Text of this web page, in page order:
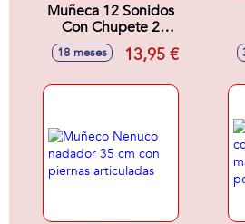
Muñeca 12 Sonidos
Con Chupete 2
Modelos Surtidos
30 cm
18 meses 13,95 €